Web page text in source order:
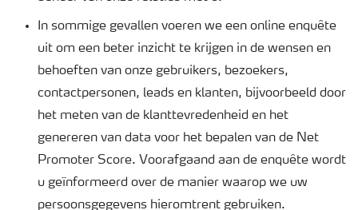
In sommige gevallen voeren we een online enquête
uit om een beter inzicht te krijgen in de wensen en
behoeften van onze gebruikers, bezoekers,
contactpersonen, leads en klanten, bijvoorbeeld door
het meten van de klanttevredenheid en het
genereren van data voor het bepalen van de Net
Promoter Score. Voorafgaand aan de enquête wordt
u geïnformeerd over de manier waarop we uw
persoonsgegevens hieromtrent gebruiken.